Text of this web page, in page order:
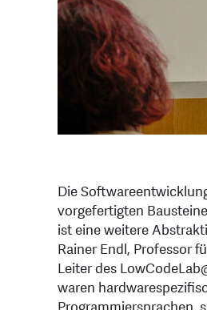
Die
vorgefertigten
ist eine weitere
Rainer Endl, Professor
Leiter des
waren